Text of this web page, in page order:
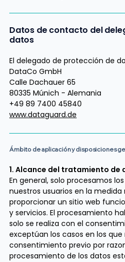
Datos de contacto del
datos
El delegado de protección de
DataCo GmbH
Calle Dachauer 65
80335 Múnich - Alemania
+49 89 7400 45840
www.dataguard.de
Ámbito de aplicación y disposiciones
1. Alcance del tratamiento de
En general, solo procesamos
nuestros usuarios en la medida
proporcionar un sitio web
y servicios. El procesamiento
solo se realiza con el
exceptúan los casos en los
consentimiento previo por
procesamiento de los datos